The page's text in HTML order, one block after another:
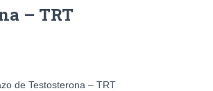
– TRT
de Testosterona – TRT